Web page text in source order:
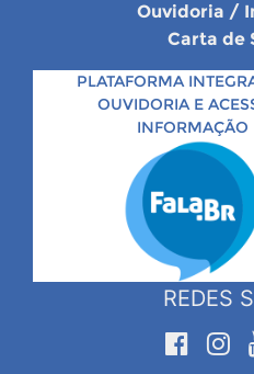
Ouvidoria /
Carta de
PLATAFORMA
OUVIDORIA E
INFORMAÇÃO
REDES